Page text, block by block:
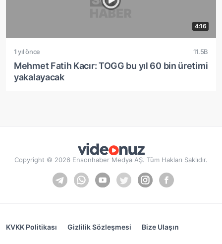
4:16
1 yıl önce 11.5B
Mehmet Fatih Kacır: TOGG bu yıl 60 bin üretimi
yakalayacak
Copyright © 2026 Ensonhaber Medya AŞ. Tüm Hakları Saklıdır.
KVKK Politikası Gizlilik Sözleşmesi Bize Ulaşın